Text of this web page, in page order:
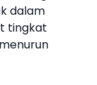
dalam
tingkat